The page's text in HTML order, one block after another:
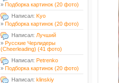
» Подборка картинок (20 фото)
Написал: Kyo
» Подборка картинок (20 фото)
Написал: Лучший
» Русские Черлидеры
(Cheerleading) (41 фото)
Написал: Petrenko
» Подборка картинок (20 фото)
Написал: klinskiy